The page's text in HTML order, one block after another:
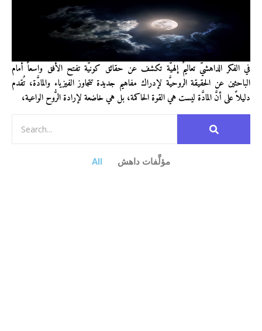
في الفكر الداهشيّ تعاليمٌ إلهيَّة تكشف عن حقائق كونيَّة تفتح الأفق واسعاً أمام
الباحثين عن الحقيقة الروحيَّة لإدراك مفاهيم جديدة تتجاوز الفيزياء والمادَّة، تُقدم
دليلاً على أنَّ المادَّة ليست هي القوة الحاكمة، بل هي خاضعة لإرادة الرُّوح الواعية،
All مؤلَّفات داهش